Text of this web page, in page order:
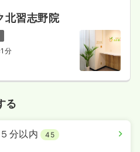
北習志野院
分
る
分以内 45